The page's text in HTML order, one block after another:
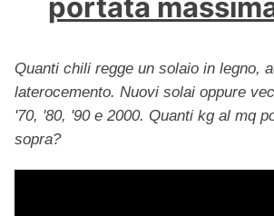
portata
Quanti chili regge un solaio in legno,
laterocemento. Nuovi solai oppure
'70, '80, '90 e 2000. Quanti kg al mq
sopra?